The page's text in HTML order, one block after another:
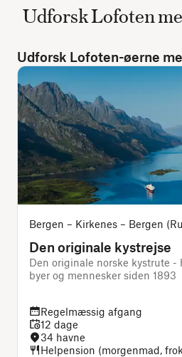
Udforsk Lofoten
Udforsk Lofoten-øerne
Bergen – Kirkenes – Bergen
Den originale kystrejse
Den originale norske kystrute -
byer og mennesker siden 1893
Regelmæssig afgang
12 dage
34 havne
Helpension (morgenmad,